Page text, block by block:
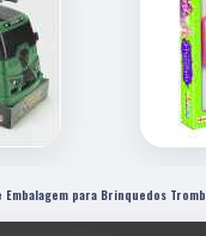
Embalagem para Brinquedos